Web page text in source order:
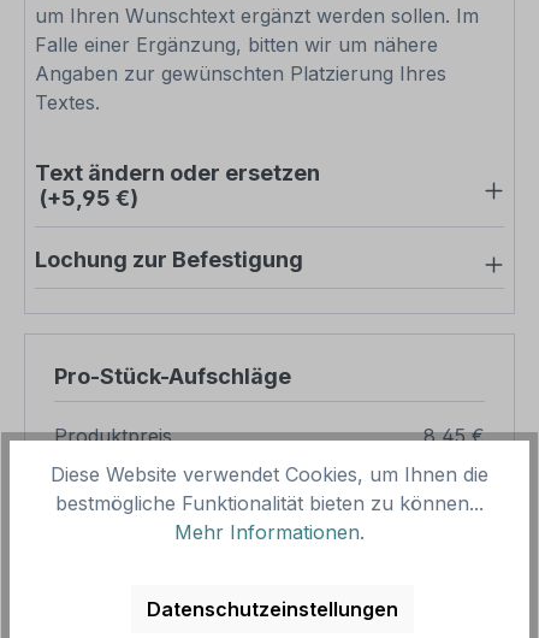
um Ihren Wunschtext ergänzt werden sollen. Im
Falle einer Ergänzung, bitten wir um nähere
Angaben zur gewünschten Platzierung Ihres
Textes.
Text ändern oder ersetzen
(+5,95 €)
Lochung zur Befestigung
Pro-Stück-Aufschläge
Produktpreis
8,45 €
Zwischensumme
8,45 €
Zusammenfassung
Preise inkl. MwSt. zzgl. Versandkosten
Diese Website verwendet Cookies, um Ihnen die
bestmögliche Funktionalität bieten zu können...
Mehr Informationen.
Datenschutzeinstellungen